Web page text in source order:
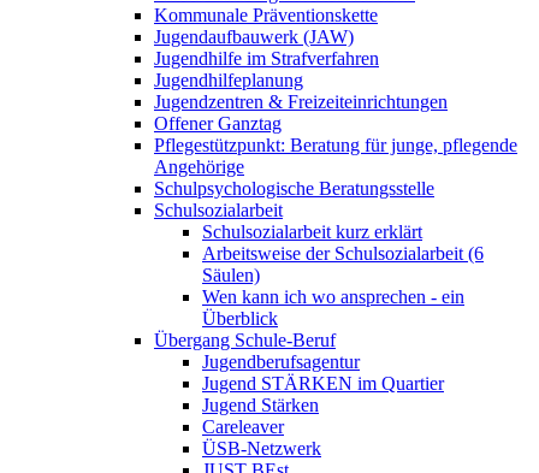
Kommunale Präventionskette
Jugendaufbauwerk (JAW)
Jugendhilfe im Strafverfahren
Jugendhilfeplanung
Jugendzentren & Freizeiteinrichtungen
Offener Ganztag
Pflegestützpunkt: Beratung für junge, pflegende
Angehörige
Schulpsychologische Beratungsstelle
Schulsozialarbeit
Schulsozialarbeit kurz erklärt
Arbeitsweise der Schulsozialarbeit (6
Säulen)
Wen kann ich wo ansprechen - ein
Überblick
Übergang Schule-Beruf
Jugendberufsagentur
Jugend STÄRKEN im Quartier
Jugend Stärken
Careleaver
ÜSB-Netzwerk